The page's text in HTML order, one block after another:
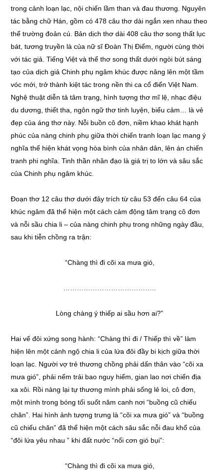
trong cảnh loạn lạc, nội chiến lầm than và đau thương. Nguyên
tác bằng chữ Hán, gồm có 478 câu thơ dài ngắn xen nhau theo
thể trường đoản cú. Bản dịch thơ dài 408 câu thơ song thất lục
bát, tương truyền là của nữ sĩ Đoàn Thị Điểm, người cùng thời
với tác giả. Tiếng Việt và thể thơ song thất dưới ngòi bút sáng
tạo của dịch giả Chinh phụ ngâm khúc được nâng lên một tầm
vóc mới, trở thành kiệt tác trong nền thi ca cổ điển Việt Nam.
Nghệ thuật diễn tả tâm trạng, hình tượng thơ mĩ lệ, nhạc điệu
du dương, thiết tha, ngôn ngữ thơ tinh luyện, biểu cảm… là vẻ
đẹp của áng thơ này. Nỗi buồn cô đơn, niềm khao khát hạnh
phúc của nàng chinh phụ giữa thời chiến tranh loạn lạc mang ý
nghĩa thể hiện khát vọng hòa bình của nhân dân, lên án chiến
tranh phi nghĩa. Tinh thần nhân đạo là giá trị to lớn và sâu sắc
của Chinh phụ ngâm khúc.
Đoạn thơ 12 câu thơ dưới đây trích từ câu 53 đến câu 64 của
khúc ngâm đã thể hiện một cách cảm động tâm trạng cô đơn
và nỗi sầu chia li – của nàng chinh phụ trong những ngày đầu,
sau khi tiễn chồng ra trận:
“Chàng thì đi cõi xa mưa gió,
Lòng chàng ý thiếp ai sầu hơn ai?”
Hai vế đôi xứng song hành: “Chàng thì đi / Thiếp thì về” làm
hiện lên một cảnh ngộ chia li của lứa đôi đầy bi kịch giữa thời
loạn lạc. Người vợ trẻ thương chồng phải dấn thân vào “cõi xa
mưa gió”, phải nếm trải bao nguy hiểm, gian lao nơi chiến địa
xa xôi. Rồi nàng lại tự thương mình phải sống lẻ loi, cô đơn,
một mình trong bóng tối suốt năm canh nơi “buồng cũ chiếu
chăn”. Hai hình ảnh tượng trưng là “cõi xa mưa gió” và “buồng
cũ chiếu chăn” đã thể hiện một cách sâu sắc nỗi đau khổ của
“đôi lứa yêu nhau ” khi đất nước “nổi cơn gió bụi”:
“Chàng thì đi cõi xa mưa gió,